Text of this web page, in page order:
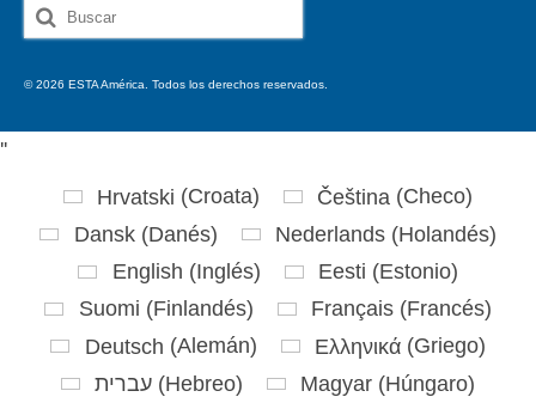
Buscar
© 2026 ESTA América. Todos los derechos reservados.
''
Hrvatski (Croata) Čeština (Checo)
Dansk(Danés) Nederlands(Holandés)
English (Inglés) Eesti (Estonio)
Suomi (Finlandés) Français(Francés)
Deutsch (Alemán) Ελληνικά(Griego)
עברית (Hebreo) Magyar (Húngaro)